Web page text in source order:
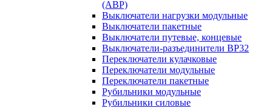
(АВР)
Выключатели нагрузки модульные
Выключатели пакетные
Выключатели путевые, концевые
Выключатели-разъединители ВР32
Переключатели кулачковые
Переключатели модульные
Переключатели пакетные
Рубильники модульные
Рубильники силовые